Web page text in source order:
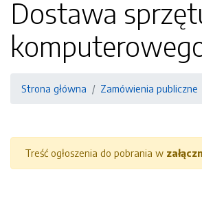
Dostawa
Strona główna Zamówienia publiczne
Treść ogłoszenia do pobrania w